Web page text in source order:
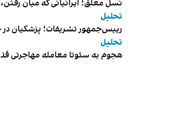
نسل معلق؛ ایرانیانی که میان
تحلیل
رییس‌جمهور تشریفات؛ پزشکیان
تحلیل
هجوم به سئوتا معامله مهاجرتی